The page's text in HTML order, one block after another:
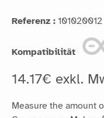
14.17€ exkl.
Grove sensor.Mehr